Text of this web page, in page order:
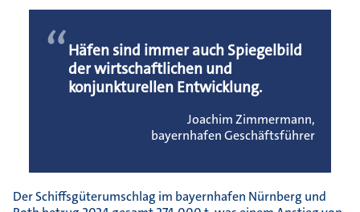
“Häfen sind immer auch Spiegelbild
der wirtschaftlichen und
konjunkturellen Entwicklung.
Joachim Zimmermann,
bayernhafen Geschäftsführer
Der Schiffsgüterumschlag im bayernhafen Nürnberg und